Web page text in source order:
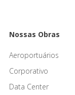
Nossas Obras
Aeroportuários
Corporativo
Data Center